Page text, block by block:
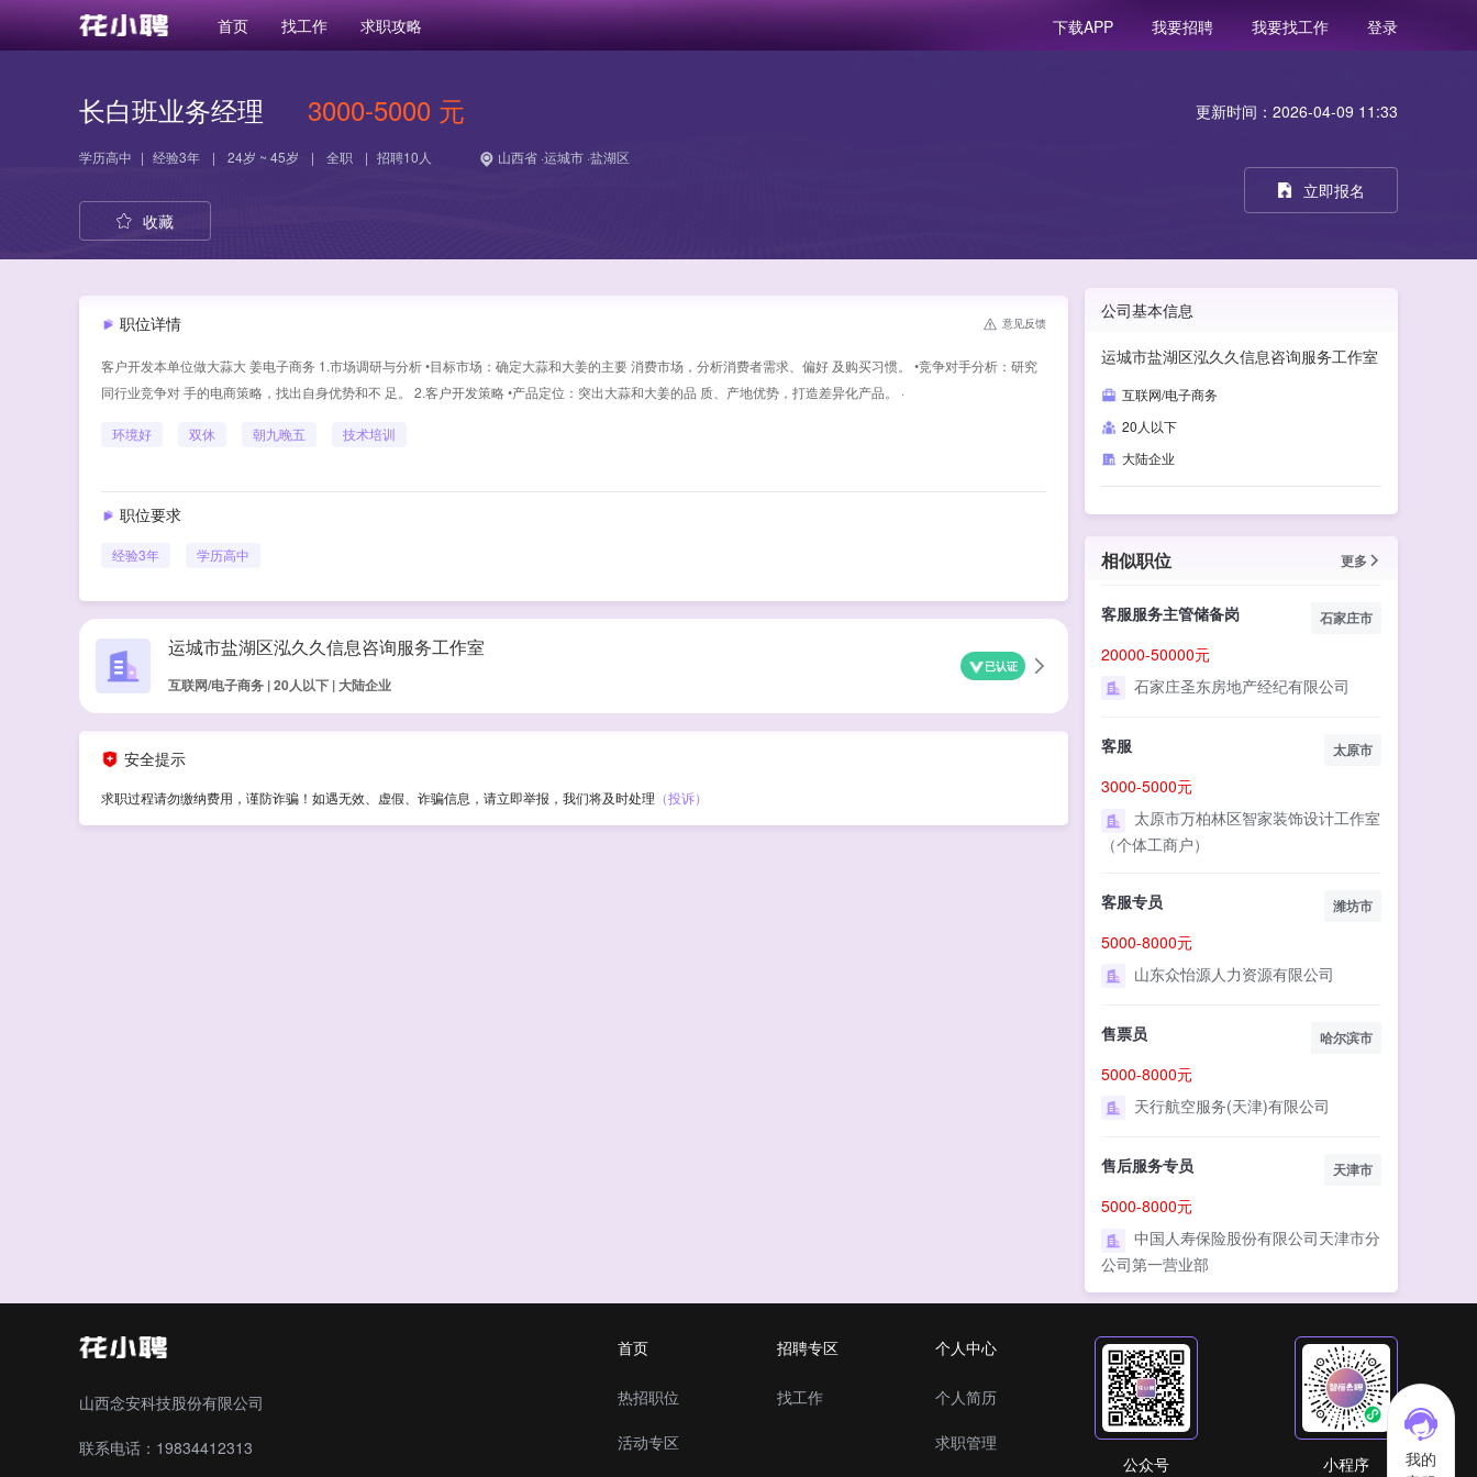
首页 找工作 求职攻略 下载APP 我要招聘 我要找工作 登录
我的
长白班业务经理 3000-5000 元
学历高中 | 经验3年 | 24岁 ~ 45岁 | 全职 | 招聘10人 山西省 ·运城市 ·盐湖区
收藏
职位详情 意见反馈
客户开发本单位做大蒜大 姜电子商务 1.市场调研与分析 •目标市场：确定大蒜和大姜的主要 消费市场，分析消费者需求、偏好 及购买习惯。 •竞争对手分析：研究
同行业竞争对 手的电商策略，找出自身优势和不 足。 2.客户开发策略 •产品定位：突出大蒜和大姜的品 质、产地优势，打造差异化产品。 ·
环境好 双休 朝九晚五 技术培训
职位要求
经验3年 学历高中
运城市盐湖区泓久久信息咨询服务工作室
互联网/电子商务 | 20人以下 | 大陆企业
已认证
安全提示
求职过程请勿缴纳费用，谨防诈骗！如遇无效、虚假、诈骗信息，请立即举报，我们将及时处理 （投诉）
更新时间：2026-04-09 11:33
立即报名
公司基本信息
运城市盐湖区泓久久信息咨询服务工作室
互联网/电子商务
20人以下
大陆企业
相似职位 更多
客服服务主管储备岗 石家庄市
20000-50000元
石家庄圣东房地产经纪有限公司
客服 太原市
3000-5000元
太原市万柏林区智家装饰设计工作室
（个体工商户）
客服专员 潍坊市
5000-8000元
山东众怡源人力资源有限公司
售票员 哈尔滨市
5000-8000元
天行航空服务(天津)有限公司
售后服务专员 天津市
5000-8000元
中国人寿保险股份有限公司天津市分
公司第一营业部
山西念安科技股份有限公司
联系电话：19834412313
首页
热招职位
活动专区
招聘专区
找工作
个人中心
个人简历
求职管理
公众号 小程序